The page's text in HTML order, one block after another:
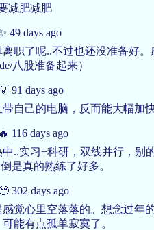
减肥减肥
49 days ago
职了呢..不过也还没准备好
八股准备起来）
91 days ago
自己的电脑，反而能大幅加
116 days ago
..实习+科研，双线并行，别
是真的熟练了好多。
302 days ago
觉心里空落落的。想念过年
能有点孤单寂寞了。